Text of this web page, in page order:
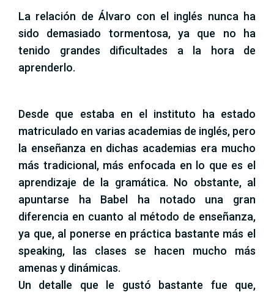
La relación de Álvaro con el inglés nunca ha
sido demasiado tormentosa, ya que no ha
tenido grandes dificultades a la hora de
aprenderlo.
Desde que estaba en el instituto ha estado
matriculado en varias academias de inglés, pero
la enseñanza en dichas academias era mucho
más tradicional, más enfocada en lo que es el
aprendizaje de la gramática. No obstante, al
apuntarse ha Babel ha notado una gran
diferencia en cuanto al método de enseñanza,
ya que, al ponerse en práctica bastante más el
speaking, las clases se hacen mucho más
amenas y dinámicas.
Un detalle que le gustó bastante fue que,